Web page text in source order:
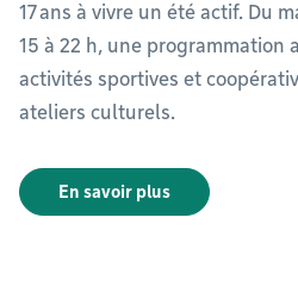
17 ans à vivre un été actif. Du
15 à 22 h, une programmation
activités sportives et
ateliers culturels.
En savoir plus